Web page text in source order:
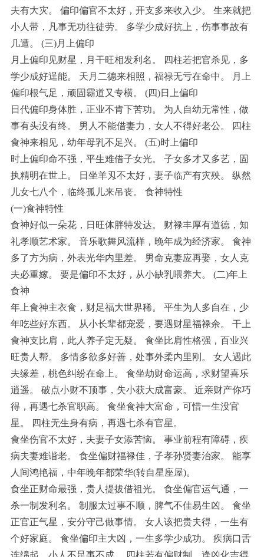
夫有大灾。 偏印偏官不太好，开支多来收入少。 生来就把
小人带，凡事无功往徒劳。 多学少成好抗上，伤事事故有
几遭。 (三)月上偏印
月上偏印见财星，月干旺相发利名。 四柱若把官杀见，多
学少成好逞能。 天月二德来相照，福禄无亏在命中。 月上
偏印根气足，顽固霸道又专横。 (四)日上偏印
日代偏印身体胜，正业不肯下苦功。 为人自幼无常性，做
事有头没有终。 男人不能借妻力，女人不得好老公。 四柱
食神来相见，幼年母乳不足兴。 (五)时上偏印
时上偏印命不强，平生难借子女光。 子女多才又多艺，固
执精明在世上。 日坐羊刄不太好，妻子临产有灾殃。 纵然
儿女七八个，临终孤儿来吊丧。 食神特性
(一)食神特性
食神好似一朵花，日旺体胖特发达。 财禄丰厚有道德，知
礼孝顺艺术家。 音乐歌舞风流样，晚年成为经济家。 食神
多了方为病，外表光华内里差。 男命克妻应再娶，女人克
夫必重嫁。 要是偏印不太好，从小缺乳喂养大。 (二)年上
食神
年上食神主衣食，财足福大世界稀。 平生为人多自在，少
年吃些好东西。 从小长辈都宠爱，要遇财星福禄余。 干上
食神支比肩，此人养子定无疑。 食坐比肩性格强，百业兴
旺贵人帮。 多情多欲多好善，处事外柔内里刚。 女人遇此
夫缘差，桃色纠纷在命上。 食坐劫财命运高，求财望喜乐
逍遥。 破点小财不顶事，失小获大成富豪。 近亲财产你巧
得，再遇七杀官职高。 食坐食神大富命，可惜一生没官
星。 四柱无生身有病，再遇七杀有官星。
食坐伤官不太好，夫妻子女添苦恼。 事业前程有障碍，疾
病夫妻难谐老。 食坐偏财福禄佳，子孝孙贤妻治家。 能享
人间鸿艳福，中年晚年都荣华(转自星座屋)。
食坐正财命最强，贵人提拔借祖光。 食坐偏官运气通，一
杀一制发利名。 制服太过事不顺，脾气不佳易生凶。 食坐
正官正气星，安分守己做事情。 女人该把贵夫得，一生有
个好家庭。 食坐偏印主大凶，一生多学少成功。 疾病口舌
连绵起，小人不足事不成。 四柱若有偏财制，逢凶化吉得